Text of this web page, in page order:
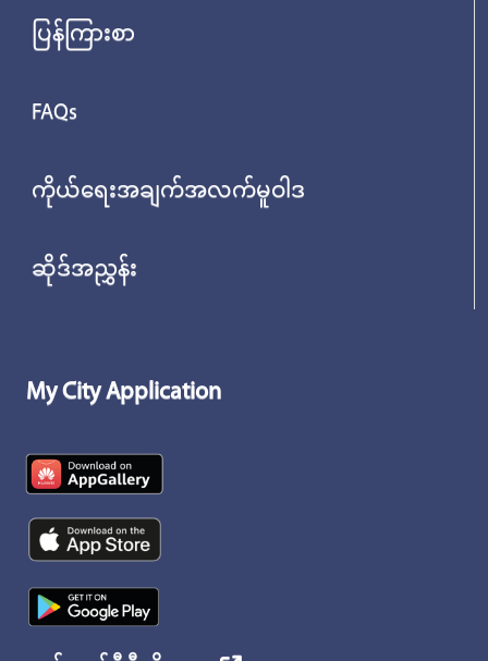
ပြန်ကြားစာ
FAQs
ကိုယ်ရေးအချက်အလက်မူဝါဒ
ဆိုဒ်အညွှန်း
My City Application